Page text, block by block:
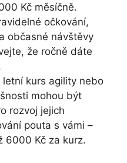
Kč měsíčně.
očkování,
občasné návštěvy
že ročně dáte
letní kurs agility nebo
mohou být
rozvoj jejich
pouta s vámi –
6000 Kč za kurz.